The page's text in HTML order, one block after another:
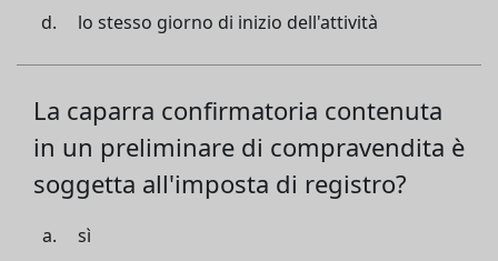
lo stesso giorno di inizio dell'attività
La caparra confirmatoria contenuta
in un preliminare di compravendita è
soggetta all'imposta di registro?
sì